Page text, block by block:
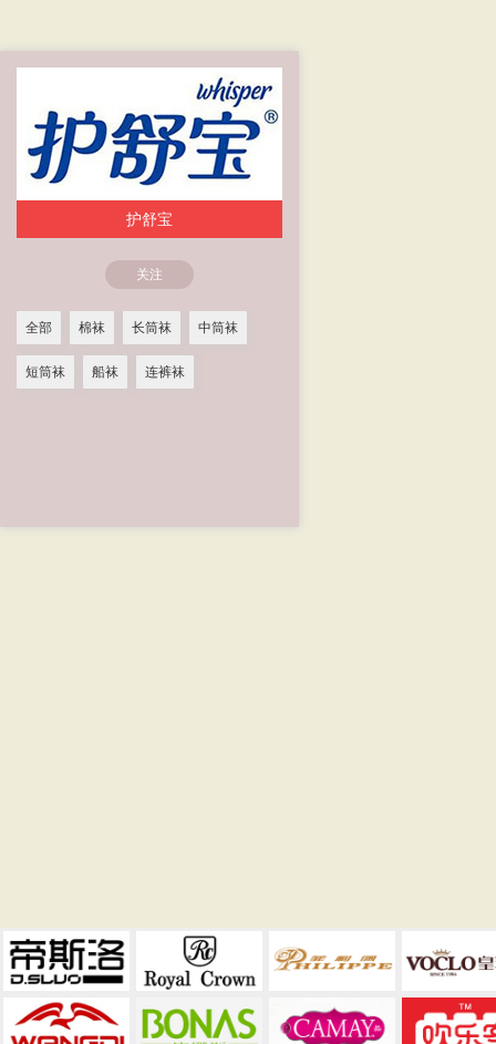
护舒宝
关注
全部 棉袜 长筒袜 中筒袜
短筒袜 船袜 连裤袜